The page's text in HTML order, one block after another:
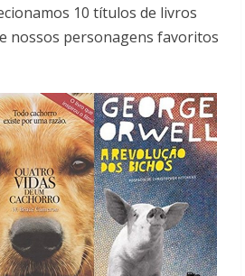
10 títulos de livros
nossos personagens favoritos